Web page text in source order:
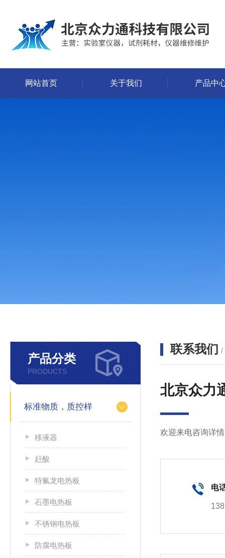
网站首页 关于我们 产品中
产品分类
PRODUCTS
标准物质，质控样
移液器
赶酸
特氟龙电热板
石墨电热板
不锈钢电热板
防腐电热板
联系我们 /
北京众力
欢迎来电咨询详
电